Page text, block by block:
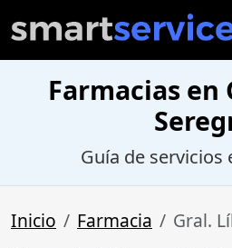
Farmacias en
Guía de servicios
Inicio Farmacia Gral.